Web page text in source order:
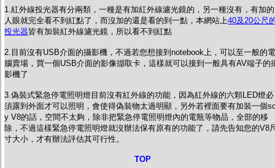
1.紅外線投光器有分兩類，一種是有加紅外線濾光鏡的，另一種沒有，有加的
人眼就完全看不到紅點了，而沒加的還是看的到一點，本網站上40及20公尺
投光器皆有加裝紅外線濾光鏡，所以看不到紅點
2.目前沒有USB介面的攝影機，不過若您想接到notebook上，可以至一般的電
腦賣場，買一個USB介面的影像擷取卡，這樣就可以接到一般具有AV端子的
影機了
3.偽裝式緊急停電照明燈目前沒有紅外線的功能，因為紅外線的六顆LED燈必
須露到外面才可以照明，會使得偽裝物太過明顯，另外若裡面要有加裝一個
y V8的話，空間不太夠，除非把緊急停電照明燈內的電瓶等物品，全部的移
除，不過這樣緊急停電照明燈就沒辦法保有原有的功能了，請先告知您的V8
寸大小，才有辦法評估其可行性。
TOP